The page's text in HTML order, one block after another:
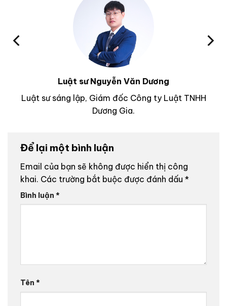
Luật sư Nguyễn Văn Dương
Luật sư sáng lập, Giám đốc Công ty Luật TNHH
Dương Gia.
Để lại một bình luận
Email của bạn sẽ không được hiển thị công
khai. Các trường bắt buộc được đánh dấu *
Bình luận *
Tên *